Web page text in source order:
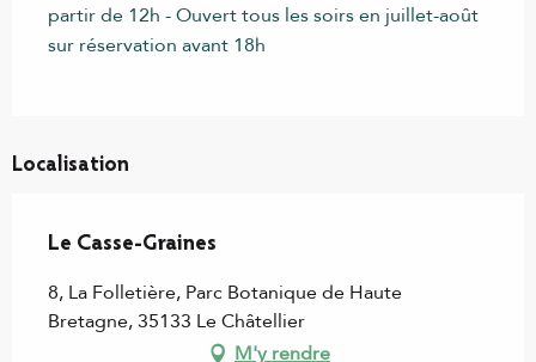
partir de 12h - Ouvert tous les soirs en juillet-août
sur réservation avant 18h
Localisation
Le Casse-Graines
8, La Folletière, Parc Botanique de Haute
Bretagne, 35133 Le Châtellier
M'y rendre